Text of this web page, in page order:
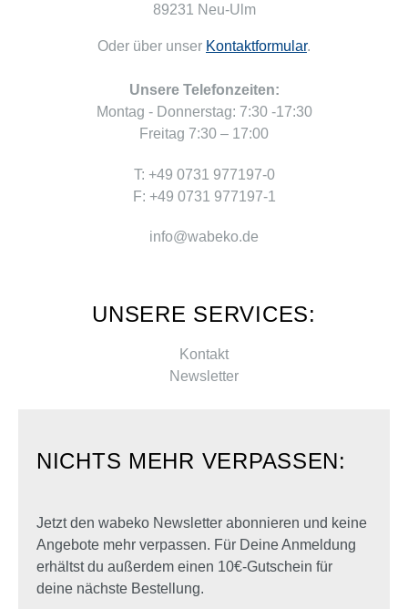
89231 Neu-Ulm
Oder über unser Kontaktformular.
Unsere Telefonzeiten:
Montag - Donnerstag: 7:30 -17:30
Freitag 7:30 – 17:00
T: +49 0731 977197-0
F: +49 0731 977197-1
info@wabeko.de
UNSERE SERVICES:
Kontakt
Newsletter
NICHTS MEHR VERPASSEN:
Jetzt den wabeko Newsletter abonnieren und keine
Angebote mehr verpassen. Für Deine Anmeldung
erhältst du außerdem einen 10€-Gutschein für
deine nächste Bestellung.